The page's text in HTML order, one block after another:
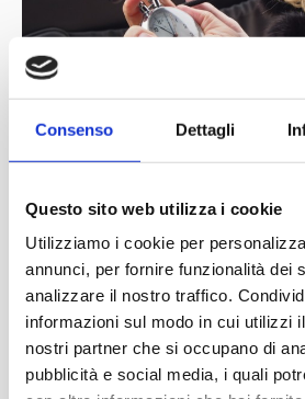
Consenso Dettagli
Questo sito web utilizza i cookie
Utilizziamo i cookie per
annunci, per fornire funzionalità dei
analizzare il nostro traffico.
informazioni sul modo in cui utilizzi
nostri partner che si occupano di
pubblicità e social media, i quali